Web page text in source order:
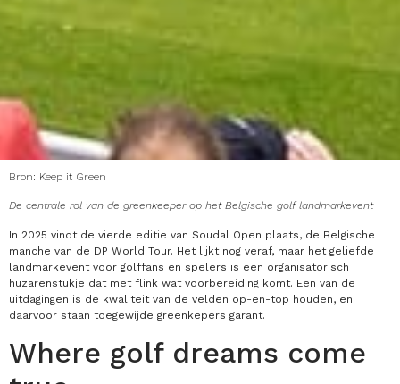
Bron: Keep it Green
De centrale rol van de greenkeeper op het Belgische golf landmarkevent
In 2025 vindt de vierde editie van Soudal Open plaats, de Belgische
manche van de DP World Tour. Het lijkt nog veraf, maar het geliefde
landmarkevent voor golffans en spelers is een organisatorisch
huzarenstukje dat met flink wat voorbereiding komt. Een van de
uitdagingen is de kwaliteit van de velden op-en-top houden, en
daarvoor staan toegewijde greenkepers garant.
Where golf dreams come